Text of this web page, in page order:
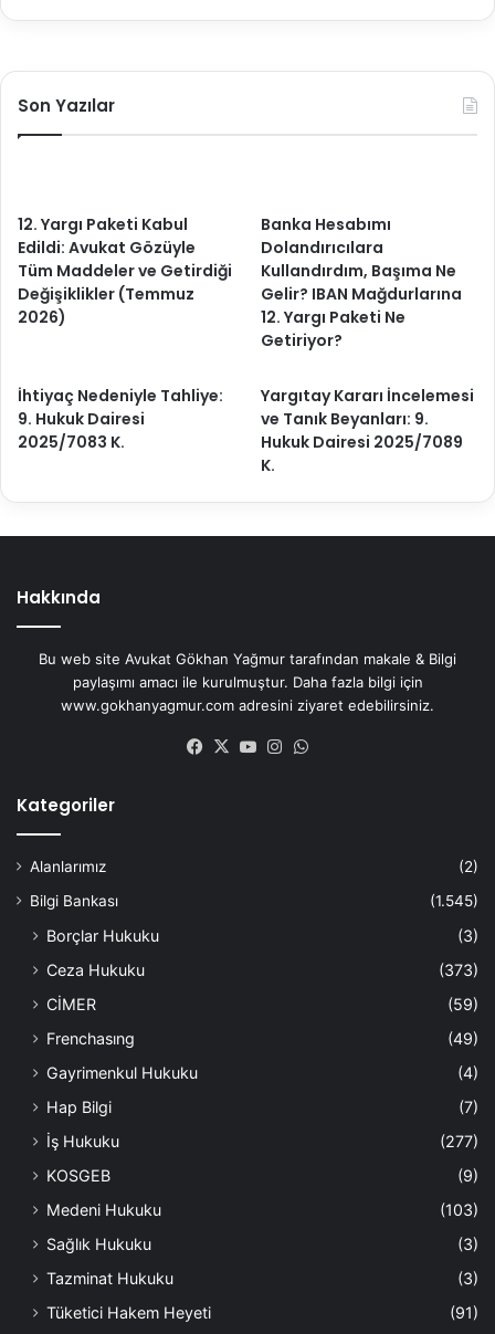
Son Yazılar
12. Yargı Paketi Kabul
Edildi: Avukat Gözüyle
Tüm Maddeler ve Getirdiği
Değişiklikler (Temmuz
2026)
Banka Hesabımı
Dolandırıcılara
Kullandırdım, Başıma Ne
Gelir? IBAN Mağdurlarına
12. Yargı Paketi Ne
Getiriyor?
İhtiyaç Nedeniyle Tahliye:
9. Hukuk Dairesi
2025/7083 K.
Yargıtay Kararı İncelemesi
ve Tanık Beyanları: 9.
Hukuk Dairesi 2025/7089
K.
Hakkında
Bu web site Avukat Gökhan Yağmur tarafından makale & Bilgi
paylaşımı amacı ile kurulmuştur. Daha fazla bilgi için
www.gokhanyagmur.com adresini ziyaret edebilirsiniz.
Facebook
X YouTubeInstagram
Kategoriler
Alanlarımız
(2)
Bilgi Bankası
(1.545)
Borçlar Hukuku
(3)
Ceza Hukuku
(373)
CİMER
(59)
Frenchasıng
(49)
Gayrimenkul Hukuku
(4)
Hap Bilgi
(7)
İş Hukuku
(277)
KOSGEB
(9)
Medeni Hukuku
(103)
Sağlık Hukuku
(3)
Tazminat Hukuku
(3)
Tüketici Hakem Heyeti
(91)